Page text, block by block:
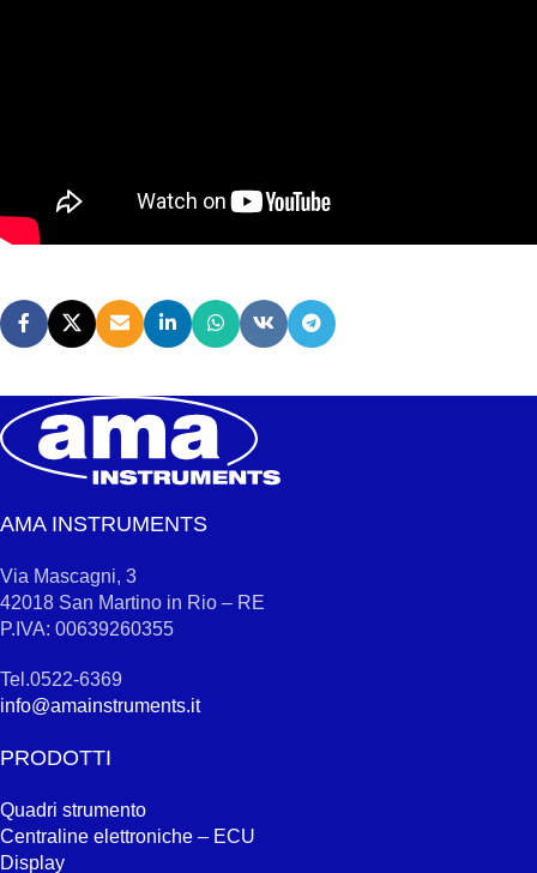
AMA INSTRUMENTS
Via Mascagni, 3
42018 San Martino in Rio – RE
P.IVA: 00639260355
Tel.0522-6369
info@amainstruments.it
PRODOTTI
Quadri strumento
Centraline elettroniche – ECU
Display